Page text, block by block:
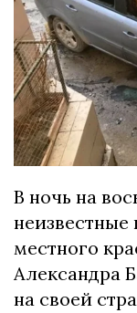
В ночь на
местного
Александра
на своей